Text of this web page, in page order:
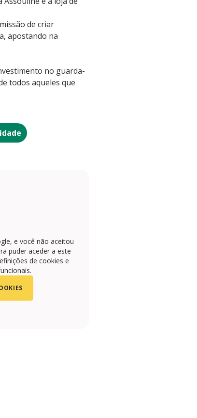
de criar
apostando na
no guarda-
todos aqueles que
e você não aceitou
puder aceder a este
de cookies e